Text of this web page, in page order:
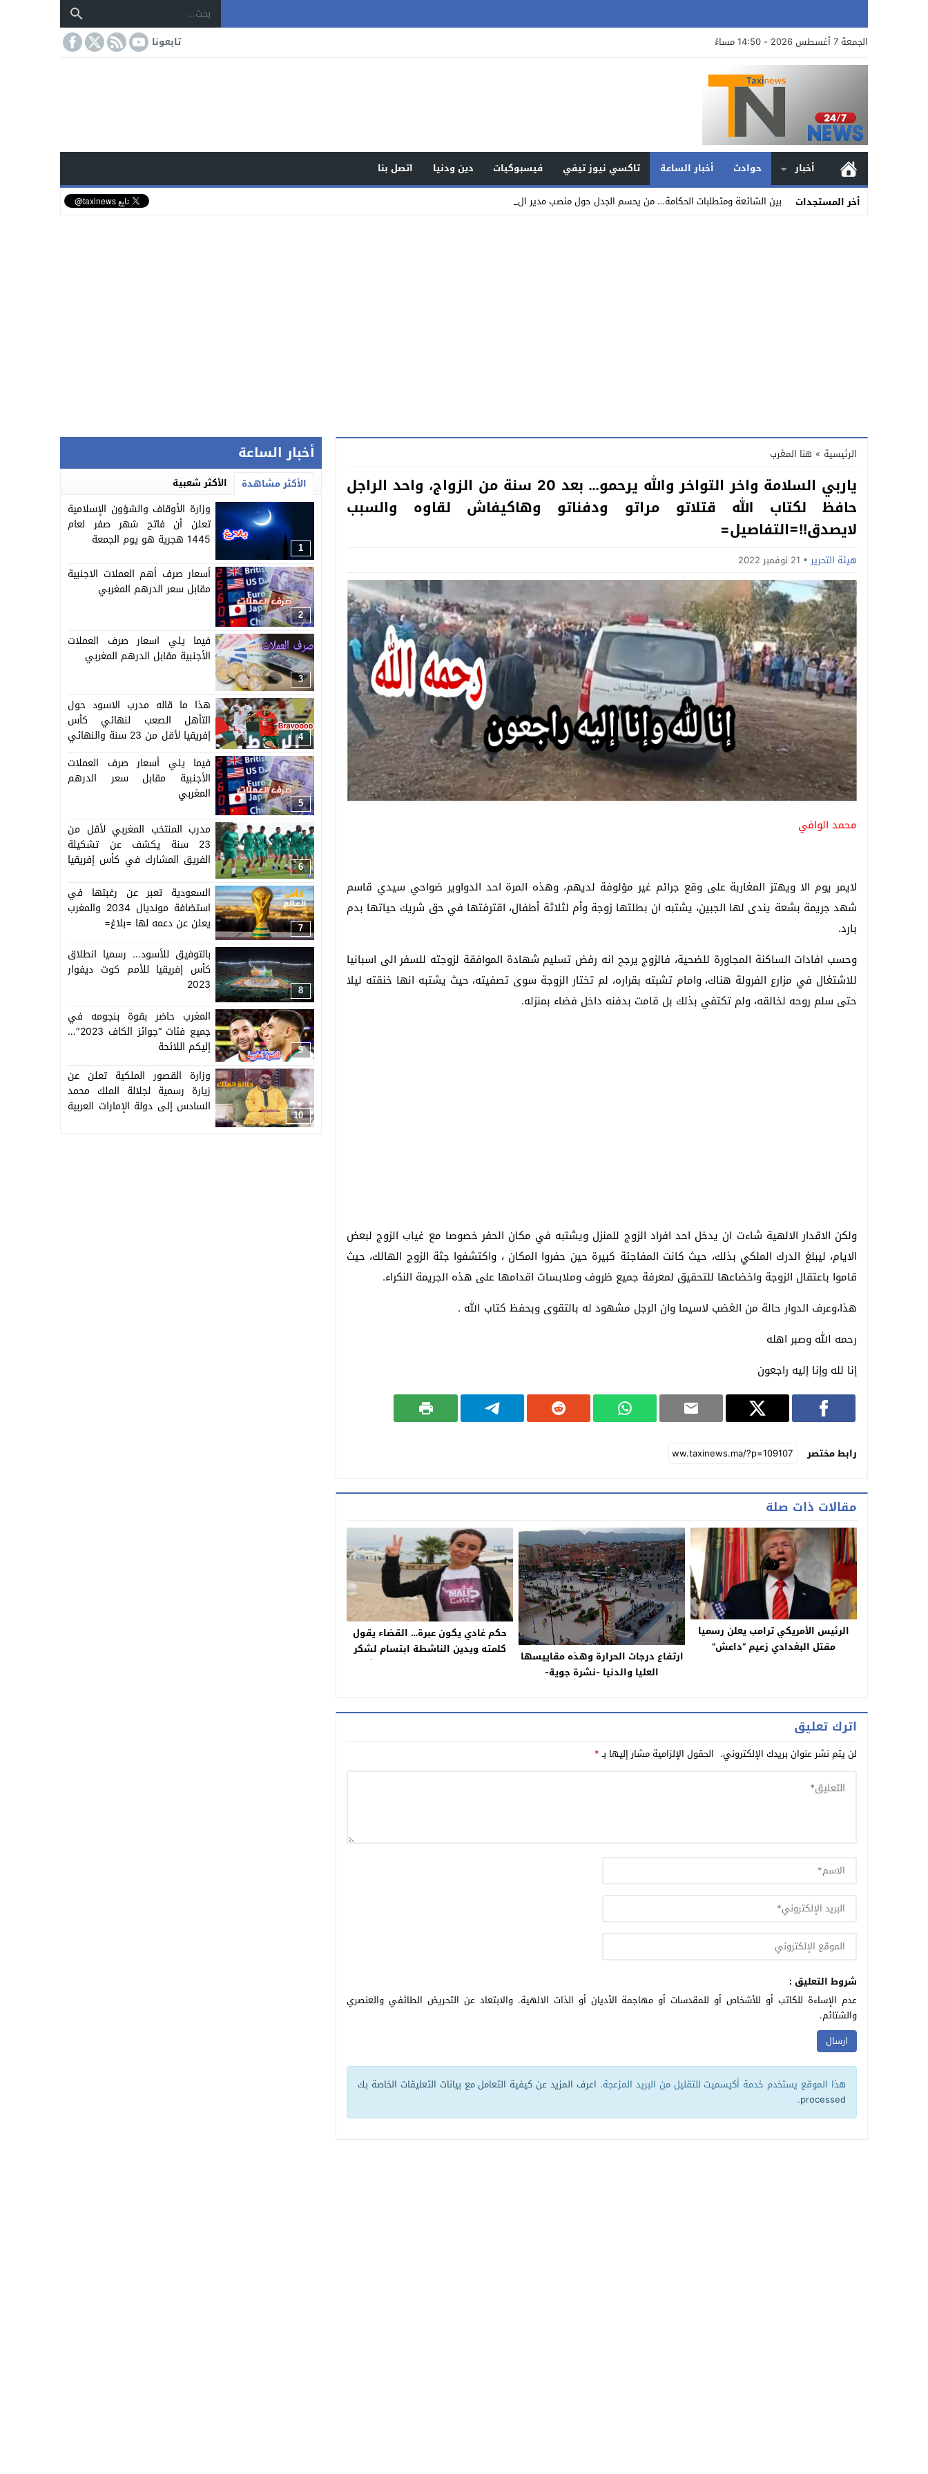
الجمعة 7 أغسطس 2026 - 14:50 مساءً تابعونا
أخبار حوادث أخبار الساعة تاكسي نيوز تيفي فيسبوكيات دين ودنيا
اتصل بنا
أخر المستجدات
بين الشائعة ومتطلبات الحكامة… من يحسم الجدل حول منصب مدير المصالح بسوق_
الرئيسية » هنا المغرب
ياربي السلامة واخر التواخر والله يرحمو… بعد 20 سنة من الزواج، واحد الراجل
حافظ لكتاب الله قتلاتو مراتو ودفناتو وهاكيفاش لقاوه والسبب
لايصدق!!=التفاصيل=
هيئة التحرير 21 نوفمبر 2022
محمد الوافي
لايمر يوم الا ويهتز المغاربة على وقع جرائم غير مؤلوفة لديهم، وهذه المرة احد الدواوير ضواحي سيدي قاسم
شهد جريمة بشعة يندى لها الجبين، يشتبه ان بطلتها زوجة وأم لثلاثة أطفال، اقترفتها في حق شريك حياتها بدم
بارد.
وحسب افادات الساكنة المجاورة للضحية، فالزوج يرجح انه رفض تسليم شهادة الموافقة لزوجته للسفر الى اسبانيا
للاشتغال في مزارع الفرولة هناك، وامام تشبته بقراره، لم تختار الزوجة سوى تصفيته، حيث يشتبه انها خنقته ليلا
حتى سلم روحه لخالقه، ولم تكتفي بذلك بل قامت بدفنه داخل فضاء بمنزله.
ولكن الاقدار الالهية شاءت ان يدخل احد افراد الزوج للمنزل ويشتبه في مكان الحفر خصوصا مع غياب الزوج لبعض
الايام، ليبلغ الدرك الملكي بذلك، حيث كانت المفاجئة كبيرة حين حفروا المكان ، واكتشفوا جثة الزوج الهالك، حيث
قاموا باعتقال الزوجة واخضاعها للتحقيق لمعرفة جميع ظروف وملابسات اقدامها على هذه الجريمة النكراء.
هذا،وعرف الدوار حالة من الغضب لاسيما وان الرجل مشهود له بالتقوى وبحفظ كتاب الله .
رحمه الله وصبر اهله
إنا لله وإنا إليه راجعون
رابط مختصر
مقالات ذات صلة
الرئيس الأمريكي ترامب يعلن رسميا
مقتل البغدادي زعيم “داعش”
ارتفاع درجات الحرارة وهذه مقاييسها
العليا والدنيا -نشرة جوية-
حكم غادي يكون عبرة… القضاء يقول
كلمته ويدين الناشطة ابتسام لشكر
لي ساءت للذات الإلهية بعقوبة ثقيلة
اترك تعليق
لن يتم نشر عنوان بريدك الإلكتروني. الحقول الإلزامية مشار إليها بـ*
شروط التعليق :
عدم الإساءة للكاتب أو للأشخاص أو للمقدسات أو مهاجمة الأديان أو الذات الالهية. والابتعاد عن التحريض الطائفي والعنصري
والشتائم.
هذا الموقع يستخدم خدمة أكيسميت للتقليل من البريد المزعجة. اعرف المزيد عن كيفية التعامل مع بيانات التعليقات الخاصة بك
processed
.
أخبار الساعة
الأكثر مشاهدة الأكثر شعبية
1
وزارة الأوقاف والشؤون الإسلامية
تعلن أن فاتح شهر صفر لعام
1445 هجرية هو يوم الجمعة
2
أسعار صرف أهم العملات الاجنبية
مقابل سعر الدرهم المغربي
3
فيما يلي اسعار صرف العملات
الأجنبية مقابل الدرهم المغربي
4
هذا ما قاله مدرب الاسود حول
التأهل الصعب لنهائي كأس
إفريقيا لأقل من 23 سنة والنهائي
5
فيما يلي أسعار صرف العملات
الأجنبية مقابل سعر الدرهم
المغربي
6
مدرب المنتخب المغربي لأقل من
23 سنة يكشف عن تشكيلة
الفريق المشارك في كأس إفريقيا
7
السعودية تعبر عن رغبتها في
استضافة مونديال 2034 والمغرب
يعلن عن دعمه لها =بلاغ=
8
بالتوفيق للأسود… رسميا انطلاق
كأس إفريقيا للأمم كوت ديفوار
2023
9
المغرب حاضر بقوة بنجومه في
جميع فئات “جوائز الكاف 2023″…
إليكم اللائحة
10
وزارة القصور الملكية تعلن عن
زيارة رسمية لجلالة الملك محمد
السادس إلى دولة الإمارات العربية